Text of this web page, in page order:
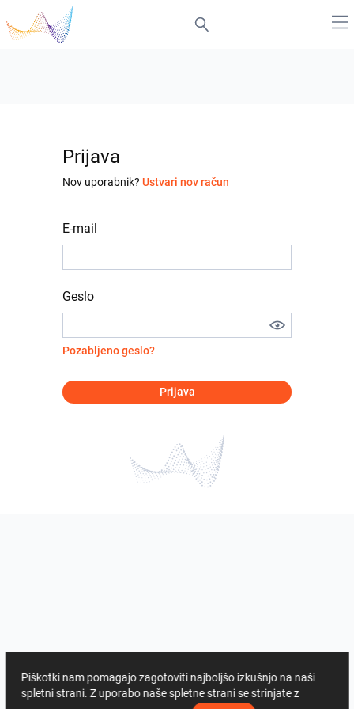
Prijava
Nov uporabnik? Ustvari nov račun
E-mail
Geslo
Pozabljeno geslo?
Prijava
Piškotki nam pomagajo zagotoviti najboljšo izkušnjo na naši
spletni strani. Z uporabo naše spletne strani se strinjate z